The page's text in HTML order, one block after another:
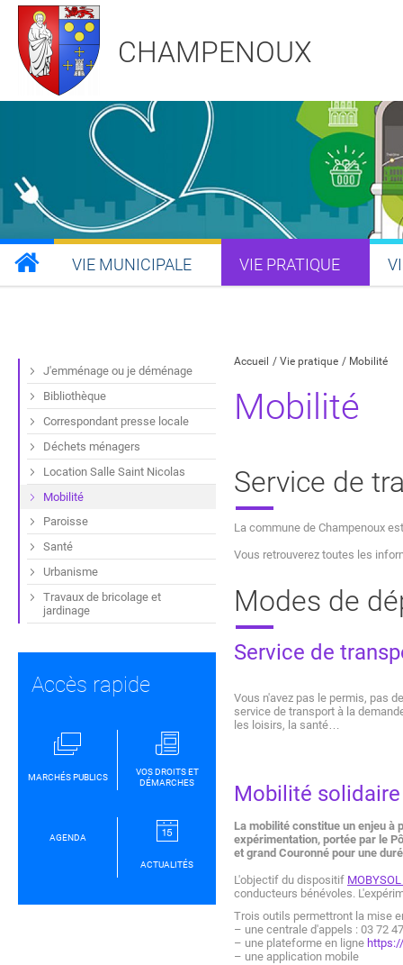
CHAMPENOUX
VIE MUNICIPALE VIE PRATIQUE
Accueil Vie pratique Mobilité
Mobilité
Service de
La commune de Champenoux
Vous retrouverez toutes les
Modes de
Service de
Vous n'avez pas le permis, pas
service de transport à la
les loisirs, la santé…
Mobilité solidaire
La mobilité constitue un enjeu à
expérimentation, portée par le
et grand Couronné pour une
L'objectif du dispositif MOBYSOL
conducteurs bénévoles.
Trois outils permettront la mise
– une centrale d'appels : 03 72
– une plateforme en ligne
– une application mobile
J'emménage ou je déménage
Bibliothèque
Correspondant presse locale
Déchets ménagers
Location Salle Saint Nicolas
Mobilité
Paroisse
Santé
Urbanisme
Travaux de bricolage et
jardinage
Accès rapide
MARCHÉS PUBLICS
VOS DROITS ET
DÉMARCHES
AGENDA
ACTUALITÉS